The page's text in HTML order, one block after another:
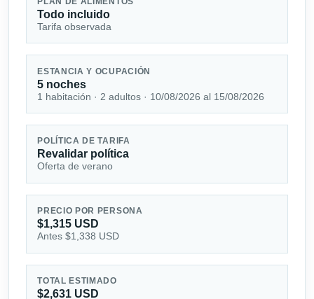
Todo incluido
Tarifa observada
ESTANCIA Y OCUPACIÓN
5 noches
1 habitación · 2 adultos · 10/08/2026 al 15/08/2026
POLÍTICA DE TARIFA
Revalidar política
Oferta de verano
PRECIO POR PERSONA
$1,315 USD
Antes $1,338 USD
TOTAL ESTIMADO
$2,631 USD